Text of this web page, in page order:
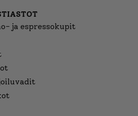
ja espressokupit